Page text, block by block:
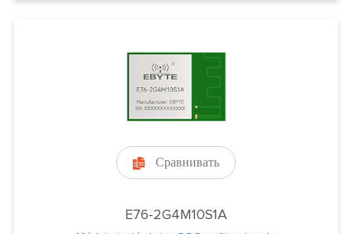
 Сравнивать
E76-2G4M10S1A